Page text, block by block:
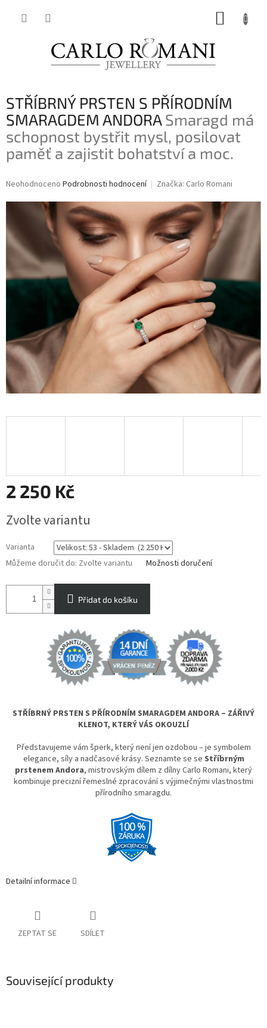
STŘÍBRNÝ PRSTEN S PŘÍRODNÍM
SMARAGDEM ANDORASmaragd má
schopnost bystřit mysl, posilovat
paměť a zajistit bohatství a moc.
Průměrné
0,0
z
hvězdiček.
Neohodnoceno Podrobnosti hodnocení Značka: Carlo Romani
2 250 Kč
cena:
Zvolte variantu
Varianta
Můžeme doručit do: Zvolte variantu Možnosti doručení
Přidat do košíku
STŘÍBRNÝ PRSTEN S PŘÍRODNÍM SMARAGDEM ANDORA – ZÁŘIVÝ
KLENOT, KTERÝ VÁS OKOUZLÍ
Představujeme vám šperk, který není jen ozdobou – je symbolem
elegance, síly a nadčasové krásy. Seznamte se se Stříbrným
prstenem Andora, mistrovským dílem z dílny Carlo Romani, který
kombinuje precizní řemeslné zpracování s výjimečnými vlastnostmi
přírodního smaragdu.
Detailní informace
ZEPTAT SE SDÍLET
Související produkty